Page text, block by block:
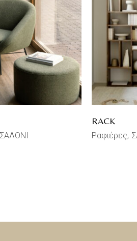
ΣΑΛΟΝΙ
RACK
Ραφιέρες